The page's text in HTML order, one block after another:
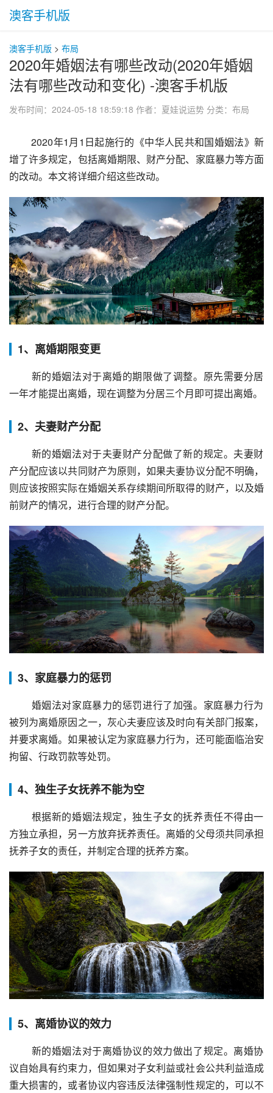
澳客手机版
澳客手机版 > 布局
2020年婚姻法有哪些改动(2020年婚姻
法有哪些改动和变化) -澳客手机版
发布时间：2024-05-18 18:59:18 作者：夏娃说运势 分类： 布局
2020年1月1日起施行的《中华人民共和国婚姻法》新
增了许多规定，包括离婚期限、财产分配、家庭暴力等方面
的改动。本文将详细介绍这些改动。
1、离婚期限变更
一年才能提出离婚，现在调整为分居三个月即可提出离婚。
2、夫妻财产分配
产分配应该以共同财产为原则，如果夫妻协议分配不明确，
则应该按照实际在婚姻关系存续期间所取得的财产，以及婚
前财产的情况，进行合理的财产分配。
3、家庭暴力的惩罚
被列为离婚原因之一，灰心夫妻应该及时向有关部门报案，
并要求离婚。如果被认定为家庭暴力行为，还可能面临治安
拘留、行政罚款等处罚。
4、独生子女抚养不能为空
方独立承担，另一方放弃抚养责任。离婚的父母须共同承担
抚养子女的责任，并制定合理的抚养方案。
5、离婚协议的效力
议自始具有约束力，但如果对子女利益或社会公共利益造成
重大损害的，或者协议内容违反法律强制性规定的，可以不